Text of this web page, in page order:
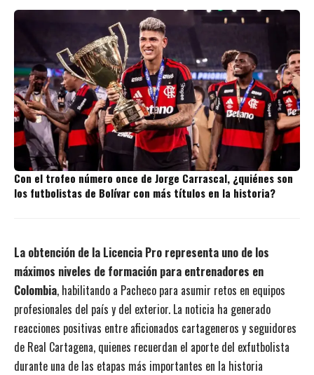
Con el trofeo número once de Jorge Carrascal, ¿quiénes son
los futbolistas de Bolívar con más títulos en la historia?
La obtención de la Licencia Pro representa uno de los
máximos niveles de formación para entrenadores en
Colombia, habilitando a Pacheco para asumir retos en equipos
profesionales del país y del exterior. La noticia ha generado
reacciones positivas entre aficionados cartageneros y seguidores
de Real Cartagena, quienes recuerdan el aporte del exfutbolista
durante una de las etapas más importantes en la historia